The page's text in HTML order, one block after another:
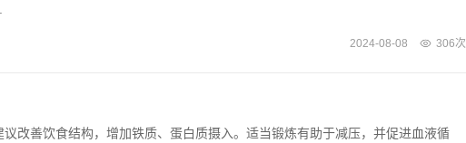
2024-08-08 306次
改善饮食结构，增加铁质、蛋白质摄入。适当锻炼有助于减压，并促进血液循